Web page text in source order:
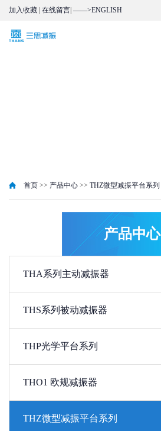
加入收藏 在线留言 ——>ENGLISH
首页 >> 产品中心 >> THZ微型减振平台系列
产品中心
THA系列主动减振器
THS系列被动减振器
THP光学平台系列
THO1 欧规减振器
THZ微型减振平台系列